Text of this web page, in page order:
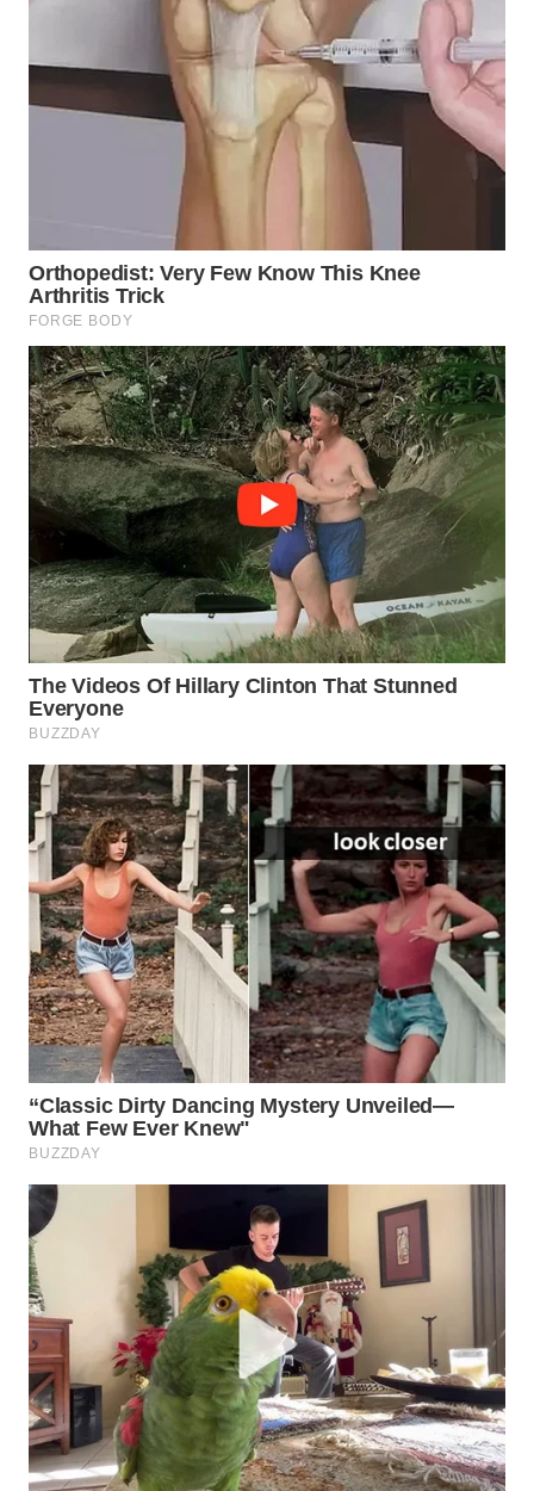
DEPOK
SAMOSIR
WN
PADANG
LAWAS
WN
SUMEDANG
WN
CIANJUR
WN
KEPULAUAN
SERIBU
WN
WN
BINJAI
WN
CIREBON
WN
INDRAMAYU
WN
KUNINGAN
MAJALENGKA
WN
SUKABUMI
WN
PURWAKARTA